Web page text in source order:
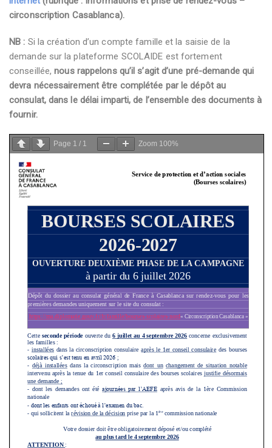
circonscription Casablanca).
NB : Si la création d’un compte famille et la saisie de la
demande sur la plateforme SCOLAIDE est fortement
conseillée,nous rappelons qu’il s’agit d’une pré-demande qui
devra nécessairement être complétée par le dépôt au
consulat, dans le délai imparti, de l’ensemble des documents à
fournir.
Page 1 / 1 Zoom 100%